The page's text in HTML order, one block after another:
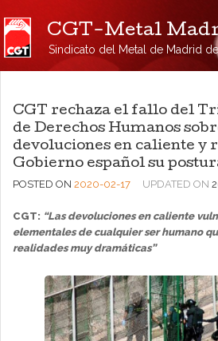
CGT-Metal
Sindicato del Metal de Madrid
CGT rechaza el fallo del
de Derechos Humanos
devoluciones en caliente y
Gobierno español su
POSTED ON 2020-02-17 UPDATED ON
CGT: “Las devoluciones en caliente
elementales de cualquier ser humano
realidades muy dramáticas”